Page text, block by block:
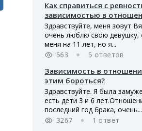
Как справиться с
зависимостью в
Здравствуйте, меня зовут
очень люблю свою девушку,
меня на 11 лет, но я...
563
5 ответов
Зависимость в
этим бороться?
Здравствуйте. Я была
есть дети 3 и 6
последний год брака, очень...
3267
1 ответ